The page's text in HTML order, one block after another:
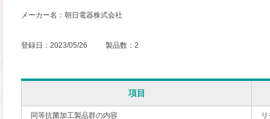
メーカー名：朝日電器株式会社
登録日：2023/05/26 製品数：2
項目
同等抗菌加工製品群の内容